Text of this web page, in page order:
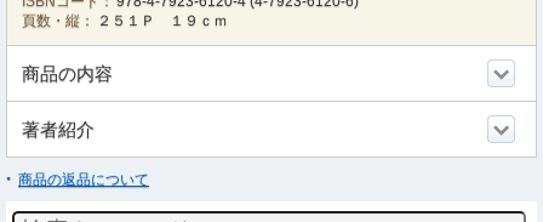
頁数・縦：
２５１Ｐ １９ｃｍ
商品の内容
著者紹介
商品の返品について